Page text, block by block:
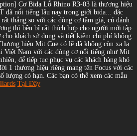
Cơ Bida Lỗ Rhino R3-03 là thương hiệu
đã nổi tiếng lâu nay trong giới bida... đặc
thẳng so với các dòng cơ tầm giá, cú đánh
thì bền bĩ rất thích hợp cho người mới tập
khách sử dụng và tiết kiệm chi phí không
hiệu Mit Cue có lẽ đã không còn xa lạ
Việt Nam với các dòng cơ nổi tiếng như Mit
để tiếp tục phục vụ các khách hàng khó
1 thương hiệu riêng mang tên Focus với các
lượng có hạn. Các bạn có thể xem các mẫu
Tại Đây